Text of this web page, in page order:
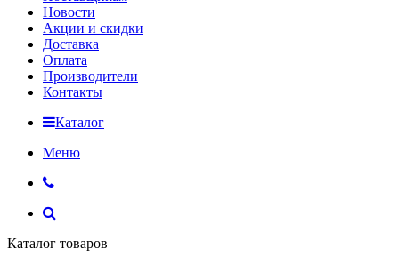
Новости
Акции и скидки
Доставка
Оплата
Производители
Контакты
Каталог
Меню
Каталог товаров